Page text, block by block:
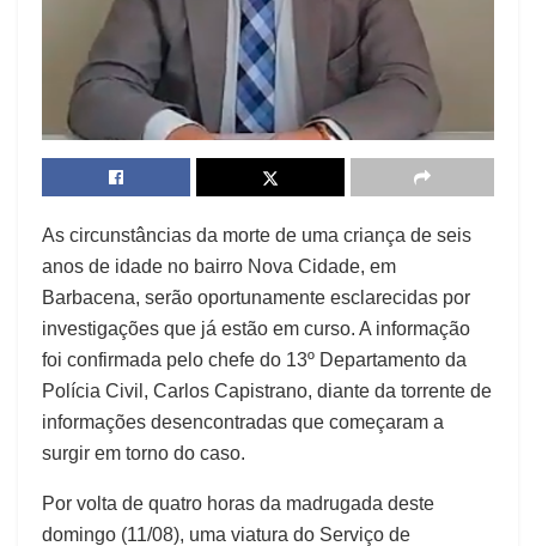
As circunstâncias da morte de uma criança de seis
anos de idade no bairro Nova Cidade, em
Barbacena, serão oportunamente esclarecidas por
investigações que já estão em curso. A informação
foi confirmada pelo chefe do 13º Departamento da
Polícia Civil, Carlos Capistrano, diante da torrente de
informações desencontradas que começaram a
surgir em torno do caso.
Por volta de quatro horas da madrugada deste
domingo (11/08), uma viatura do Serviço de